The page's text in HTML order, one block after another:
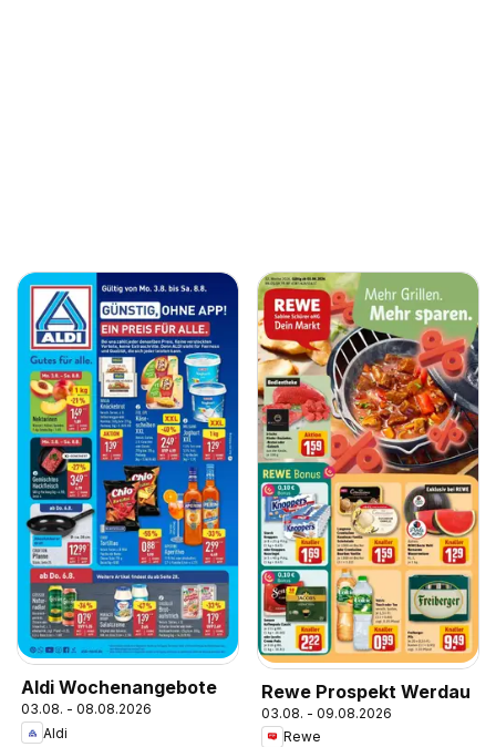
Aldi Wochenangebote
03.08. - 08.08.2026
Aldi
Rewe Prospekt Werdau
03.08. - 09.08.2026
Rewe